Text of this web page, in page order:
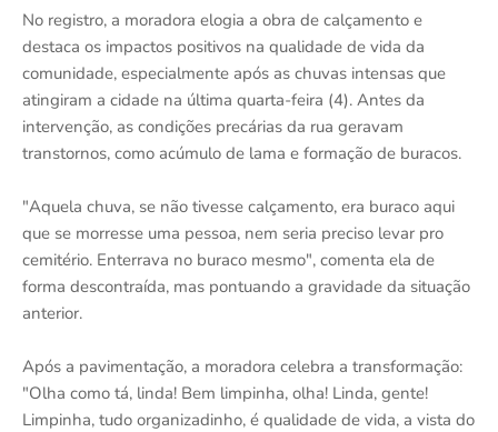
No registro, a moradora elogia a obra de calçamento e
destaca os impactos positivos na qualidade de vida da
comunidade, especialmente após as chuvas intensas que
atingiram a cidade na última quarta-feira (4). Antes da
intervenção, as condições precárias da rua geravam
transtornos, como acúmulo de lama e formação de buracos.
"Aquela chuva, se não tivesse calçamento, era buraco aqui
que se morresse uma pessoa, nem seria preciso levar pro
cemitério. Enterrava no buraco mesmo", comenta ela de
forma descontraída, mas pontuando a gravidade da situação
anterior.
Após a pavimentação, a moradora celebra a transformação:
"Olha como tá, linda! Bem limpinha, olha! Linda, gente!
Limpinha, tudo organizadinho, é qualidade de vida, a vista do